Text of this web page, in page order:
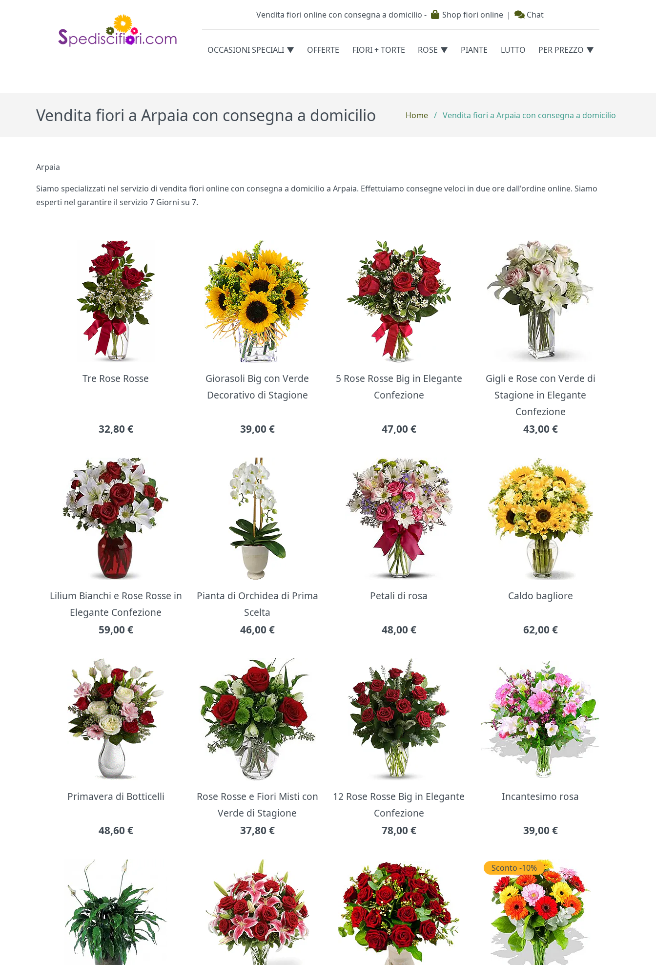
Testata
Vendita fiori online con consegna a domicilio - Shop fiori online | Chat
Categorie
OCCASIONI SPECIALI OFFERTE FIORI + TORTE ROSE PIANTE LUTTO PER PREZZO
Vendita fiori a Arpaia con consegna a domicilio Home / Vendita fiori a Arpaia con consegna a domicilio
Arpaia
Siamo specializzati nel servizio di vendita fiori online con consegna a domicilio a Arpaia. Effettuiamo consegne veloci in due ore dall'ordine online. Siamo
esperti nel garantire il servizio 7 Giorni su 7.
Bouquet di fiori
Tre Rose Rosse
32,80 €
Giorasoli Big con Verde
Decorativo di Stagione
39,00 €
5 Rose Rosse Big in Elegante
Confezione
47,00 €
Gigli e Rose con Verde di
Stagione in Elegante
Confezione
43,00 €
Lilium Bianchi e Rose Rosse in
Elegante Confezione
59,00 €
Pianta di Orchidea di Prima
Scelta
46,00 €
Petali di rosa
48,00 €
Caldo bagliore
62,00 €
Primavera di Botticelli
48,60 €
Rose Rosse e Fiori Misti con
Verde di Stagione
37,80 €
12 Rose Rosse Big in Elegante
Confezione
78,00 €
Incantesimo rosa
39,00 €
Sconto -10%